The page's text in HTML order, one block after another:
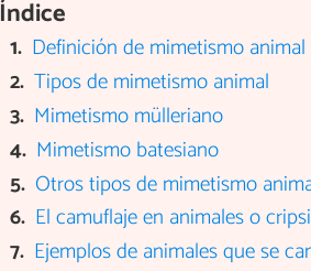
Índice
Definición de mimetismo animal
Tipos de mimetismo animal
Mimetismo mülleriano
Mimetismo batesiano
Otros tipos de mimetismo
El camuflaje en animales o
Ejemplos de animales que se